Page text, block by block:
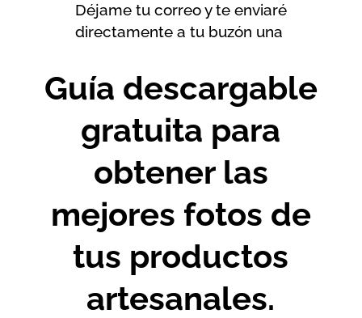
Déjame tu correo y te enviaré
directamente a tu buzón una
Guía descargable
gratuita para
obtener las
mejores fotos de
tus productos
artesanales.